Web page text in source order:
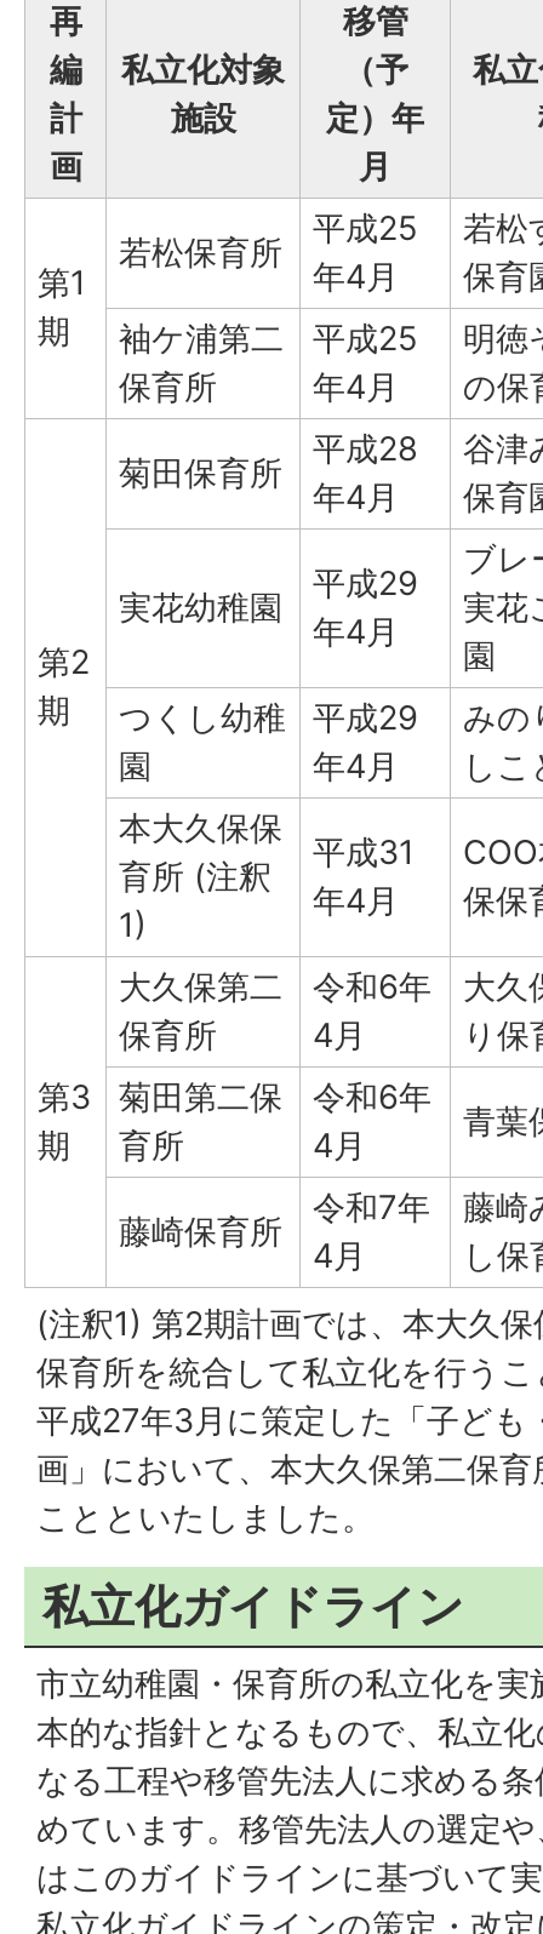
再
編
計
画
私立化対象
施設
移管
（予
定）年
月
私
第1
期
若松保育所
平成25
年4月
若松
保育
袖ケ浦第二
保育所
平成25
年4月
明徳
の保
第2
期
菊田保育所
平成28
年4月
谷津
保育
実花幼稚園
平成29
年4月
ブレ
実花
園
つくし幼稚
園
平成29
年4月
みの
しこ
本大久保保
育所 (注釈
1)
平成31
年4月
保保
第3
期
大久保第二
保育所
令和6年
4月
大久
り保
菊田第二保
育所
令和6年
4月
青葉
藤崎保育所
令和7年
4月
藤崎
し保
(注釈1) 第2期計画では、本大久
保育所を統合して私立化を行う
平成27年3月に策定した「子ども
画」において、本大久保第二保
ことといたしました。
私立化ガイドライン
市立幼稚園・保育所の私立化を
本的な指針となるもので、私立
なる工程や移管先法人に求める
めています。移管先法人の選定
はこのガイドラインに基づいて